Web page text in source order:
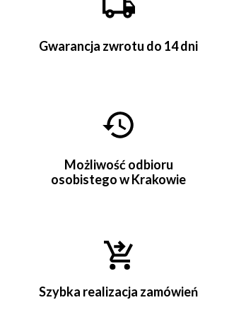
Gwarancja zwrotu do 14 dni
Możliwość odbioru
osobistego w Krakowie
Szybka realizacja zamówień